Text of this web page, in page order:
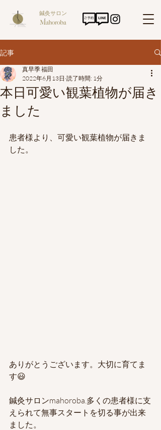
鍼灸サロン
記事
本日可愛い観葉植物が届き
ました
真早季 福田
2022年6月13日 読了時間: 1分
患者様より、可愛い観葉植物が届きま
した。
ありがとうございます。大切に育てま
す😃
鍼灸サロンmahoroba.多くの患者様に支
えられて無事スタートを切る事が出来
ました。